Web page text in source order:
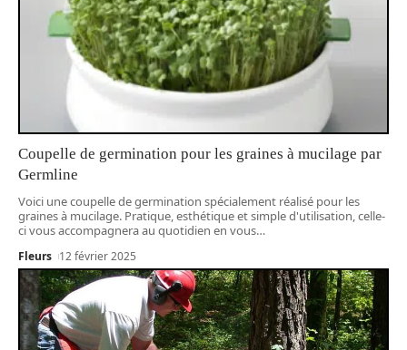
Coupelle de germination pour les graines à mucilage par
Germline
Voici une coupelle de germination spécialement réalisé pour les
graines à mucilage. Pratique, esthétique et simple d'utilisation, celle-
ci vous accompagnera au quotidien en vous…
Fleurs 12 février 2025